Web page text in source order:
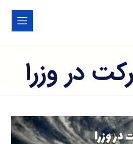
در وزرا